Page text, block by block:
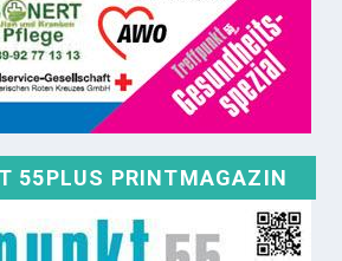
55PLUS PRINTMAGAZIN